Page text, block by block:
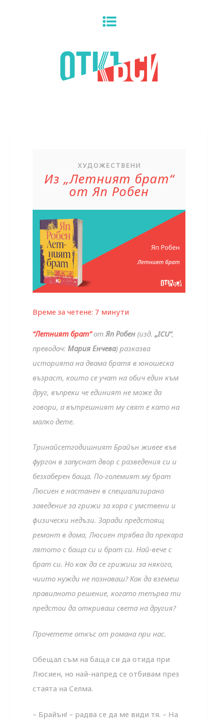
ХУДОЖЕСТВЕНИ
Из „Летният брат“
от Яп Робен
Време за четене: 7 минути
“Летният брат”отЯп Робен (изд.„ICU“,
преводач:Мария Енчева) разказва
историята на двама братя в юношеска
възраст, които се учат на обич един към
друг, въпреки че единият не може да
говори, а вътрешният му свят е като на
малко дете.
Тринайсетгодишният Брайън живее във
фургон в запуснат двор с разведения си и
безхаберен баща. По-големият му брат
Люсиен е настанен в специализирано
заведение за грижи за хора с умствени и
физически недъзи. Заради предстоящ
ремонт в дома, Люсиен трябва да прекара
лятото с баща си и брат си. Най-вече с
брат си. Но как да се грижиш за някого,
чиито нужди не познаваш? Как да вземеш
правилното решение, когато тепърва ти
предстои да откриваш света на другия?
Прочетете откъс от романа при нас.
Обещал съм на баща си да отида при
Люсиен, но най-напред се отбивам през
стаята на Селма.
– Брайън! – радва се да ме види тя. – На